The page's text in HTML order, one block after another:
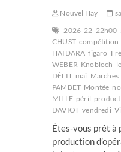
Nouvel Hay
2026 22 22h00
CHUST compétition
HAÏDARA figaro
WEBER Knobloch
DÉLIT mai Marches
PAMBET Montée
MILLE péril
DAVIOT vendredi
Êtes-vous prêt à
production